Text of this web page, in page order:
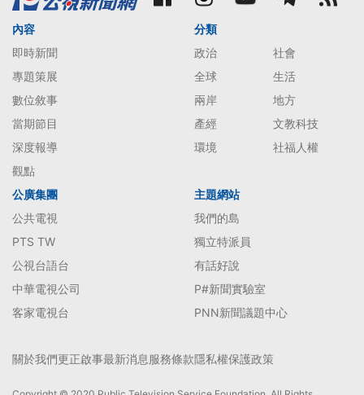
內容
即時新聞
專題策展
數位敘事
當期節目
深度報導
觀點
分類
政治
社會
全球
生活
兩岸
地方
產經
文教科技
環境
社福人權
公廣集團
公共電視
PTS TW
公視台語台
中華電視公司
客家電視台
主題網站
我們的島
獨立特派員
有話好說
P#新聞實驗室
PNN新聞議題中心
關於我們更正啟事最新消息服務條款隱私權保護政策